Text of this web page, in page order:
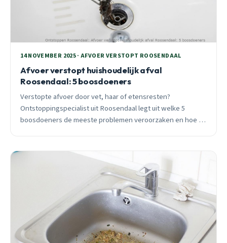
14 NOVEMBER 2025 · AFVOER VERSTOPT ROOSENDAAL
Afvoer verstopt huishoudelijk afval
Roosendaal: 5 boosdoeners
Verstopte afvoer door vet, haar of etensresten?
Ontstoppingspecialist uit Roosendaal legt uit welke 5
boosdoeners de meeste problemen veroorzaken en hoe je